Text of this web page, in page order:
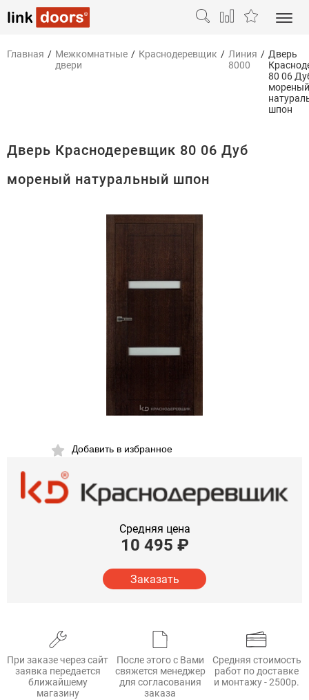
Главная / Межкомнатные
двери
/ Краснодеревщик / Линия
8000
/ Дверь
80 06
мореный
шпон
Дверь Краснодеревщик 80 06 Дуб
мореный натуральный шпон
Добавить в избранное
Средняя цена
10 495 ₽
Заказать
При заказе через сайт
заявка передается
ближайшему
магазину
После этого с Вами
свяжется менеджер
для согласования
заказа
Средняя стоимость
работ по доставке
и монтажу - 2500р.